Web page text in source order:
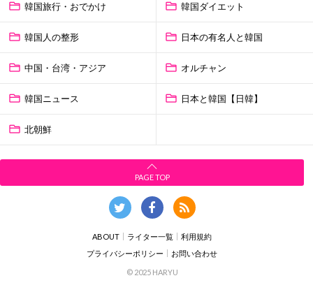
韓国旅行・おでかけ 韓国ダイエット
韓国人の整形 日本の有名人と韓国
中国・台湾・アジア オルチャン
韓国ニュース 日本と韓国【日韓】
北朝鮮
PAGE TOP
ABOUT ライター一覧
利用規約
プライバシーポリシー
お問い合わせ
© 2025 HARYU